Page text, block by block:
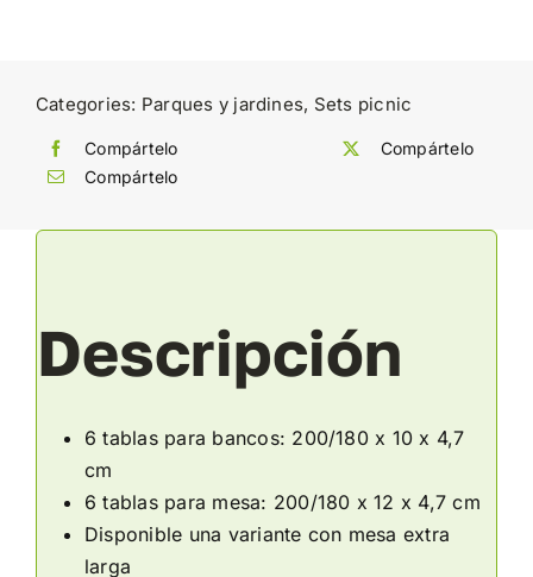
Categories: Parques y jardines, Sets picnic
Compártelo
Compártelo
Compártelo
Descripción
6 tablas para bancos: 200/180 x 10 x 4,7
cm
6 tablas para mesa: 200/180 x 12 x 4,7 cm
Disponible una variante con mesa extra
larga